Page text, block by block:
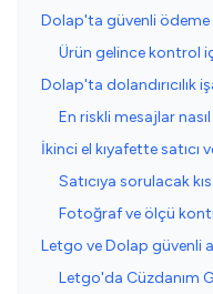
Dolap'ta güvenli ödeme
Ürün gelince kontrol
Dolap'ta dolandırıcılık
En riskli mesajlar
İkinci el kıyafette satıcı
Satıcıya sorulacak
Fotoğraf ve ölçü
Letgo ve Dolap güvenli
Letgo'da Cüzdanım